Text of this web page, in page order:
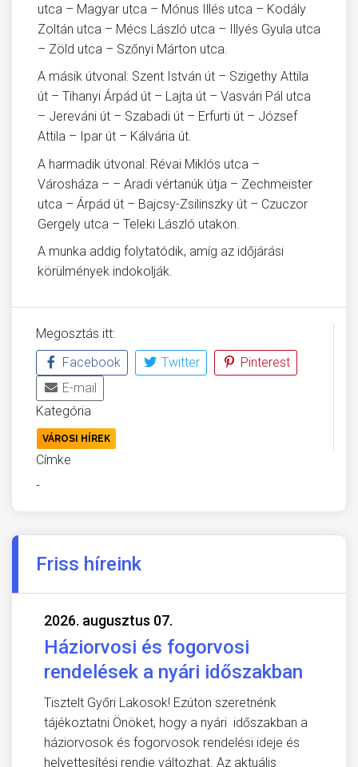
utca – Magyar utca – Mónus Illés utca – Kodály
Zoltán utca – Mécs László utca – Illyés Gyula utca
– Zöld utca – Szőnyi Márton utca.
A másik útvonal: Szent István út – Szigethy Attila
út – Tihanyi Árpád út – Lajta út – Vasvári Pál utca
– Jereváni út – Szabadi út – Erfurti út – József
Attila – Ipar út – Kálvária út.
A harmadik útvonal: Révai Miklós utca –
Városháza – – Aradi vértanúk útja – Zechmeister
utca – Árpád út – Bajcsy-Zsilinszky út – Czuczor
Gergely utca – Teleki László utakon.
A munka addig folytatódik, amíg az időjárási
körülmények indokolják.
Megosztás itt:
Facebook
Twitter
Pinterest
E-mail
Kategória
VÁROSI HÍREK
Címke
-
Friss híreink
2026. augusztus 07.
Háziorvosi és fogorvosi
rendelések a nyári időszakban
Tisztelt Győri Lakosok! Ezúton szeretnénk
tájékoztatni Önöket, hogy a nyári időszakban a
háziorvosok és fogorvosok rendelési ideje és
helyettesítési rendje változhat. Az aktuális